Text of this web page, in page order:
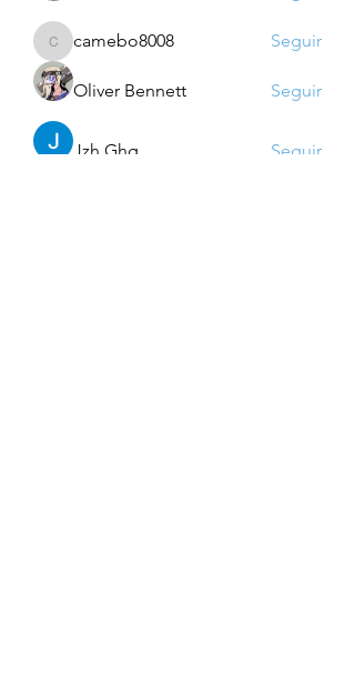
camebo8008
camebo8008 Seguir
Oliver Bennett Seguir
Jzh Ghg
Seguir